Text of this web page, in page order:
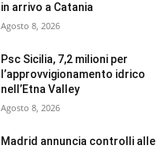
in arrivo a Catania
Agosto 8, 2026
Psc Sicilia, 7,2 milioni per
l’approvvigionamento idrico
nell’Etna Valley
Agosto 8, 2026
Madrid annuncia controlli alle